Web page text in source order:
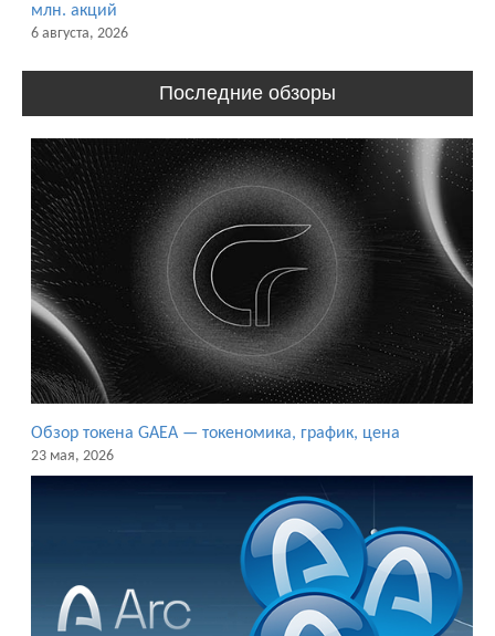
млн. акций
6 августа, 2026
Последние обзоры
Обзор токена GAEA — токеномика, график, цена
23 мая, 2026